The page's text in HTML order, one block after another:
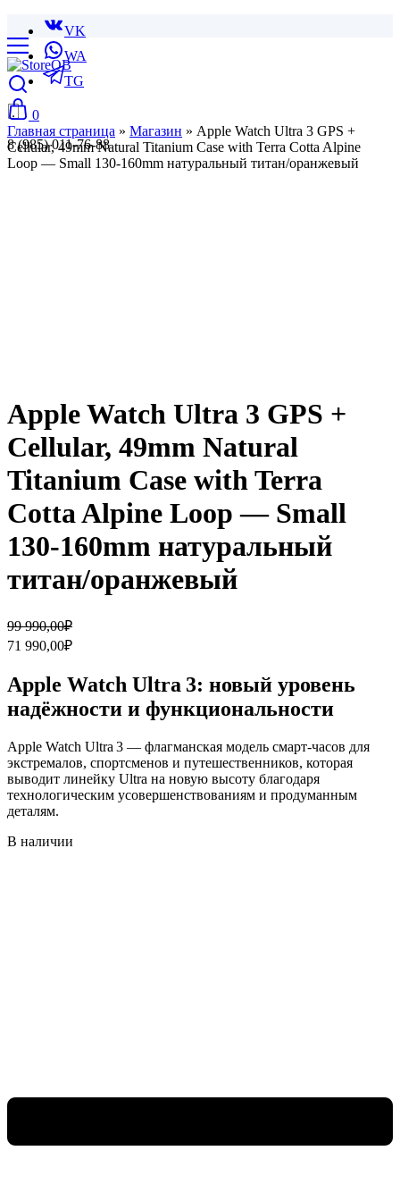
VK
WA
TG
8 (985) 011-76-88
0
Главная страница » Магазин » Apple Watch Ultra 3 GPS +
Cellular, 49mm Natural Titanium Case with Terra Cotta Alpine
Loop — Small 130-160mm натуральный титан/оранжевый
Apple Watch Ultra 3 GPS +
Cellular, 49mm Natural
Titanium Case with Terra
Cotta Alpine Loop — Small
130-160mm натуральный
титан/оранжевый
99 990,00₽
Первоначальная
цена
составляла
990,00₽.
71 990,00₽
Текущая
цена:
71
990,00₽.
Apple Watch Ultra 3: новый уровень
надёжности и функциональности
Apple Watch Ultra 3 — флагманская модель смарт‑часов для
экстремалов, спортсменов и путешественников, которая
выводит линейку Ultra на новую высоту благодаря
технологическим усовершенствованиям и продуманным
деталям.
В наличии